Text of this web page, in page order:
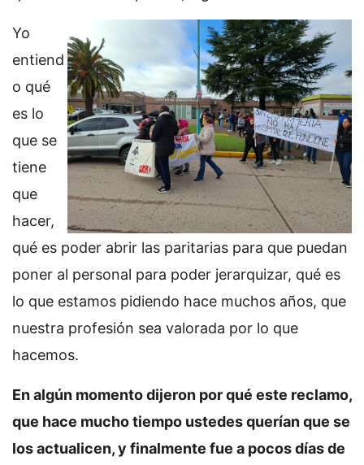
Yo
entiend
o qué
es lo
que se
tiene
que
hacer,
qué es poder abrir las paritarias para que puedan
poner al personal para poder jerarquizar, qué es
lo que estamos pidiendo hace muchos años, que
nuestra profesión sea valorada por lo que
hacemos.
En algún momento dijeron por qué este reclamo,
que hace mucho tiempo ustedes querían que se
los actualicen, y finalmente fue a pocos días de